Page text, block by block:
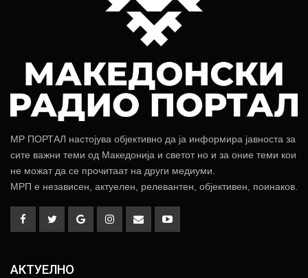
МР ПОРТАЛ настојува објективно да ја информира јавноста за
сите важни теми од Македонија и светот но и за оние теми кои
не можат да се прочитаат на други медиуми.
МРП е независен, актуелен, релевантен, објективен, поинаков.
АКТУЕЛНО